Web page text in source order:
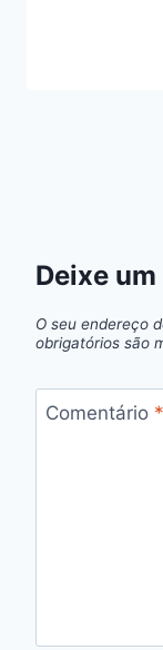
Deixe
O seu endereço
obrigatórios são
Comentário *